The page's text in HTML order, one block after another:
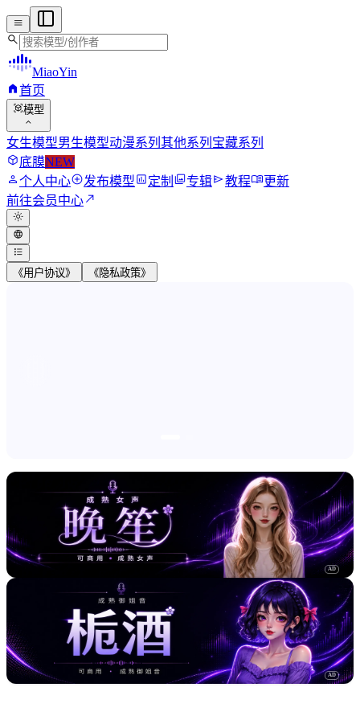
menu
search
MiaoYin
home首页
view_in_ar模型
expand_more
女生模型男生模型动漫系列 其他系列 宝藏系列
deployed_code底膜NEW
person个人中心add_circle发布模型assessment定制 photo_library专辑send教程menu_book更新
前往会员中心north_east
light_mode
language
format_list_bulleted
《用户协议》 《隐私政策》
AD
AD